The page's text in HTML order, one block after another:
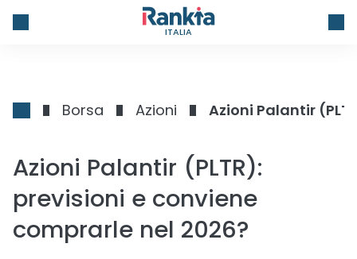
ITALIA
Borsa Azioni Azioni Palantir
Azioni Palantir (PLTR):
previsioni e conviene
comprarle nel 2026?